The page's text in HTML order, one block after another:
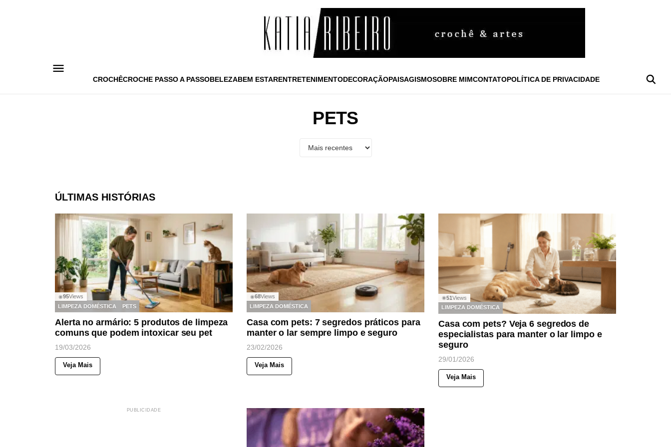
CROCHÊCROCHE PASSO A PASSOBELEZABEM ESTARENTRETENIMENTODECORAÇÃOPAISAGISMOSOBRE MIMCONTATOPOLÍTICA DE PRIVACIDADE
PETS
ÚLTIMAS HISTÓRIAS
◉95Views
LIMPEZA DOMÉSTICA
PETS
Alerta no armário: 5 produtos de limpeza
comuns que podem intoxicar seu pet
19/03/2026
Veja Mais
◉68Views
LIMPEZA DOMÉSTICA
Casa com pets: 7 segredos práticos para
manter o lar sempre limpo e seguro
23/02/2026
Veja Mais
◉51Views
LIMPEZA DOMÉSTICA
Casa com pets? Veja 6 segredos de
especialistas para manter o lar limpo e
seguro
29/01/2026
Veja Mais
PUBLICIDADE